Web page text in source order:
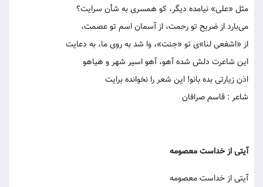
مثل «علی» نیامده دیگر، کو همسری به شأن سرایت؟
می‌بارد از ضریح تو رحمت، از آسمان اسم تو عصمت،
از «اشفعی لنا»ی تو «جنت»، وا شد به‌ روی ما، به دعایت
این شاعرت دلش شده آهو، آهو اسیر شهر و هیاهو
اذن زیارتی بده بانو! این شعر را نخوانده برایت
شاعر : قاسم صرافان
آیتی از خداست معصومه
آیتی از خداست معصومه